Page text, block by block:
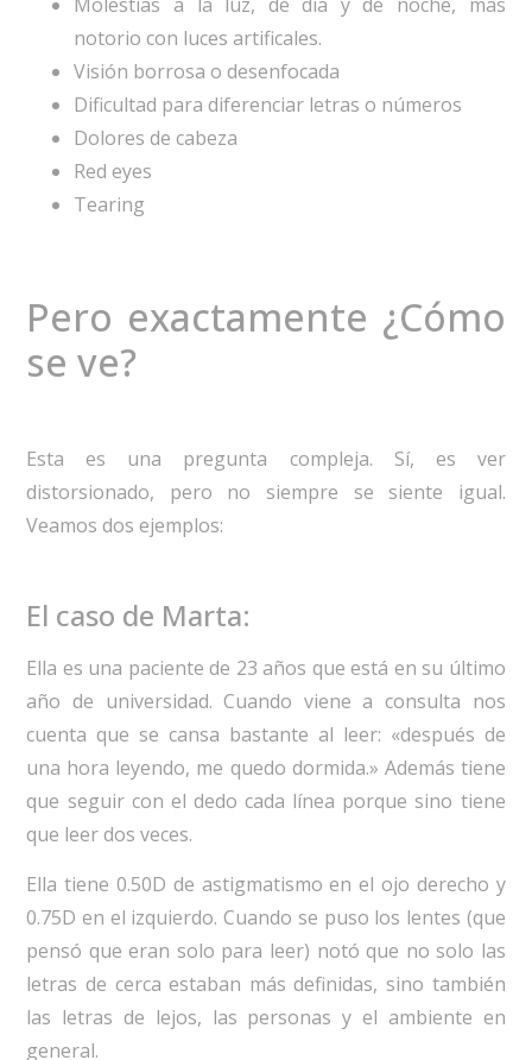
notorio con luces artificales.
Visión borrosa o desenfocada
Dificultad para diferenciar letras o números
Dolores de cabeza
Red eyes
Tearing
Pero exactamente ¿Cómo
se ve?
Esta es una pregunta compleja. Sí, es ver
distorsionado, pero no siempre se siente igual.
Veamos dos ejemplos:
El caso de Marta:
Ella es una paciente de 23 años que está en su último
año de universidad. Cuando viene a consulta nos
cuenta que se cansa bastante al leer: «después de
una hora leyendo, me quedo dormida.» Además tiene
que seguir con el dedo cada línea porque sino tiene
que leer dos veces.
Ella tiene 0.50D de astigmatismo en el ojo derecho y
0.75D en el izquierdo. Cuando se puso los lentes (que
pensó que eran solo para leer) notó que no solo las
letras de cerca estaban más definidas, sino también
las letras de lejos, las personas y el ambiente en
general.